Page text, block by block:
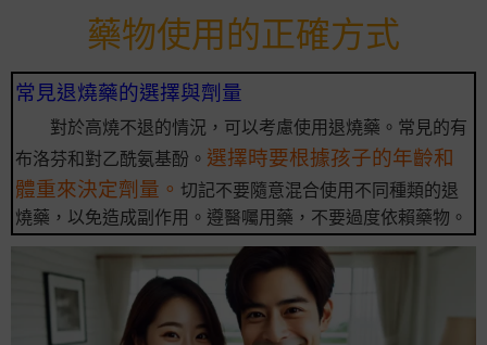
藥物使用的正確方式
常見退燒藥的選擇與劑量
對於高燒不退的情況，可以考慮使用退燒藥。常見的有
布洛芬和對乙酰氨基酚。 選擇時要根據孩子的年齡和
體重來決定劑量。 切記不要隨意混合使用不同種類的退
燒藥，以免造成副作用。遵醫囑用藥，不要過度依賴藥物。